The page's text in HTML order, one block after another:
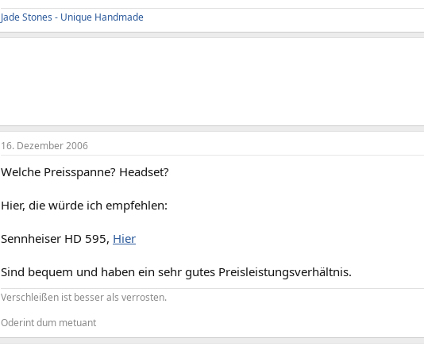
Jade Stones - Unique Handmade
16. Dezember 2006
Welche Preisspanne? Headset?
Hier, die würde ich empfehlen:
Sennheiser HD 595, Hier
Sind bequem und haben ein sehr gutes Preisleistungsverhältnis.
Verschleißen ist besser als verrosten.
Oderint dum metuant